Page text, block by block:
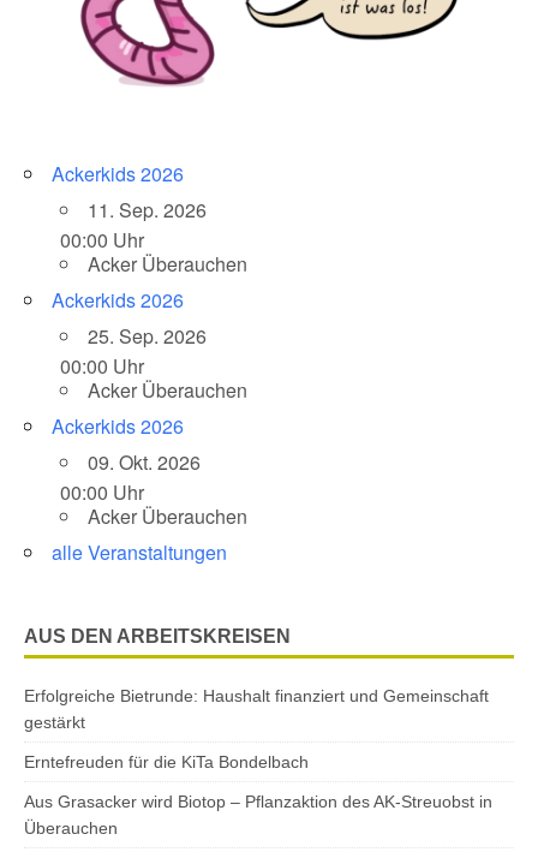
Ackerkids 2026
11. Sep. 2026
00:00 Uhr
Acker Überauchen
Ackerkids 2026
25. Sep. 2026
00:00 Uhr
Acker Überauchen
Ackerkids 2026
09. Okt. 2026
00:00 Uhr
Acker Überauchen
alle Veranstaltungen
AUS DEN ARBEITSKREISEN
Erfolgreiche Bietrunde: Haushalt finanziert und Gemeinschaft
gestärkt
Erntefreuden für die KiTa Bondelbach
Aus Grasacker wird Biotop – Pflanzaktion des AK-Streuobst in
Überauchen